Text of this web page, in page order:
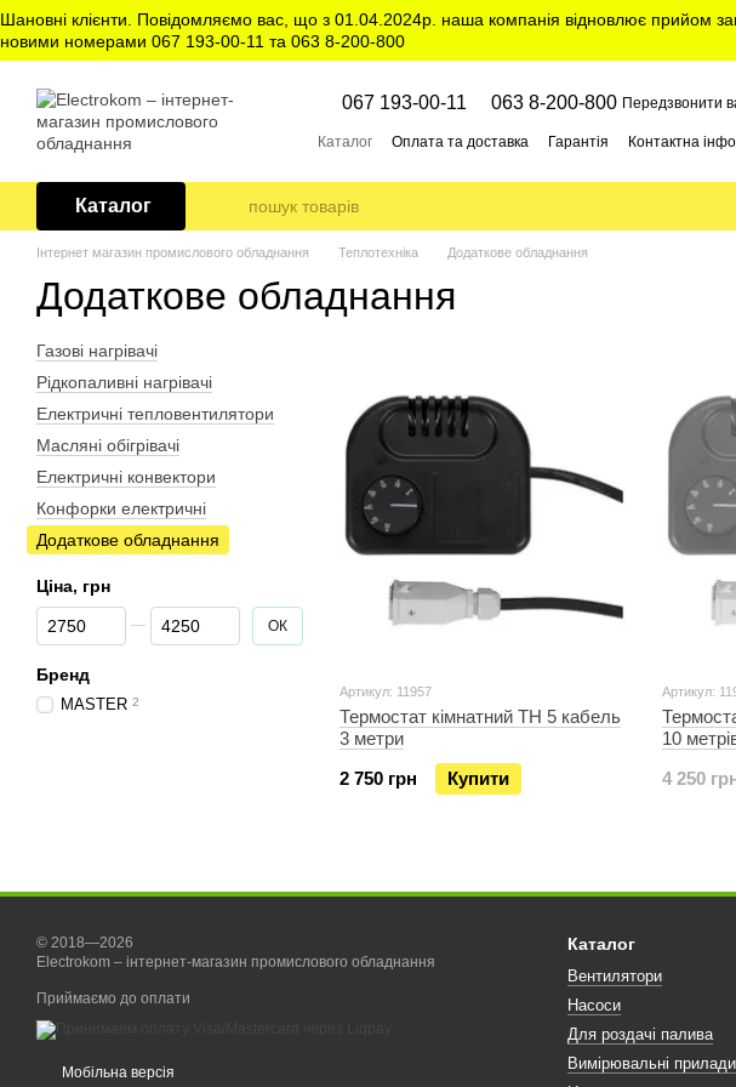
Перейти до основного контенту
Шановні клієнти. Повідомляємо вас, що з 01.04.2024р. наша компанія відновлює прийом
новими номерами 067 193-00-11 та 063 8-200-800
067 193-00-11 063 8-200-800 Передзвонити
Каталог Оплата та доставка Гарантія Контактна
Каталог
Інтернет магазин промислового обладнання Теплотехніка Додаткове обладнання
Додаткове обладнання
Артикул: 11957
Термостат кімнатний ТН 5 кабель
3 метри
2 750 грн
Купити
Артикул:
10
4 250
Газові нагрівачі
Рідкопаливні нагрівачі
Електричні тепловентилятори
Масляні обігрівачі
Електричні конвектори
Конфорки електричні
Додаткове обладнання
Ціна, грн
Від Ціна, грн
До Ціна, грн ОК
Бренд
MASTER 2
© 2018—2026
Electrokom – інтернет-магазин промислового обладнання
Приймаємо до оплати
Мобільна версія
Каталог
Вентилятори
Насоси
Для роздачі палива
Вимірювальні прилади